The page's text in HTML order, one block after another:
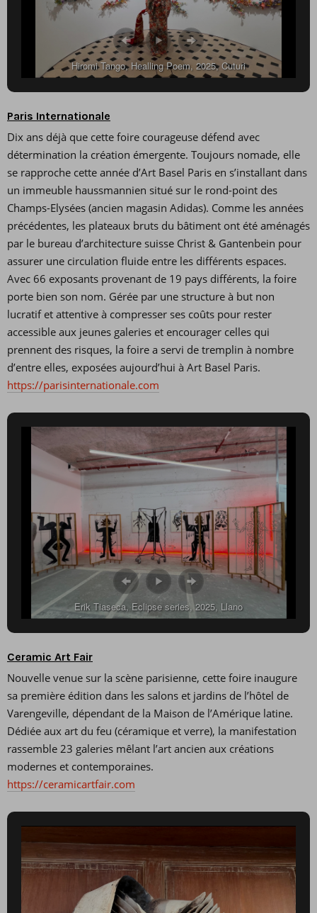
Hiromi Tango, Healling Poem, 2025, Cuturi
Paris Internationale
Dix ans déjà que cette foire courageuse défend avec
détermination la création émergente. Toujours nomade, elle
se rapproche cette année d’Art Basel Paris en s’installant dans
un immeuble haussmannien situé sur le rond-point des
Champs-Elysées (ancien magasin Adidas). Comme les années
précédentes, les plateaux bruts du bâtiment ont été aménagés
par le bureau d’architecture suisse Christ & Gantenbein pour
assurer une circulation fluide entre les différents espaces.
Avec 66 exposants provenant de 19 pays différents, la foire
porte bien son nom. Gérée par une structure à but non
lucratif et attentive à compresser ses coûts pour rester
accessible aux jeunes galeries et encourager celles qui
prennent des risques, la foire a servi de tremplin à nombre
d’entre elles, exposées aujourd’hui à Art Basel Paris.
https://parisinternationale.com
Erik Tiaseca, Eclipse series, 2025, Llano
Ceramic Art Fair
Nouvelle venue sur la scène parisienne, cette foire inaugure
sa première édition dans les salons et jardins de l’hôtel de
Varengeville, dépendant de la Maison de l’Amérique latine.
Dédiée aux art du feu (céramique et verre), la manifestation
rassemble 23 galeries mêlant l’art ancien aux créations
modernes et contemporaines.
https://ceramicartfair.com